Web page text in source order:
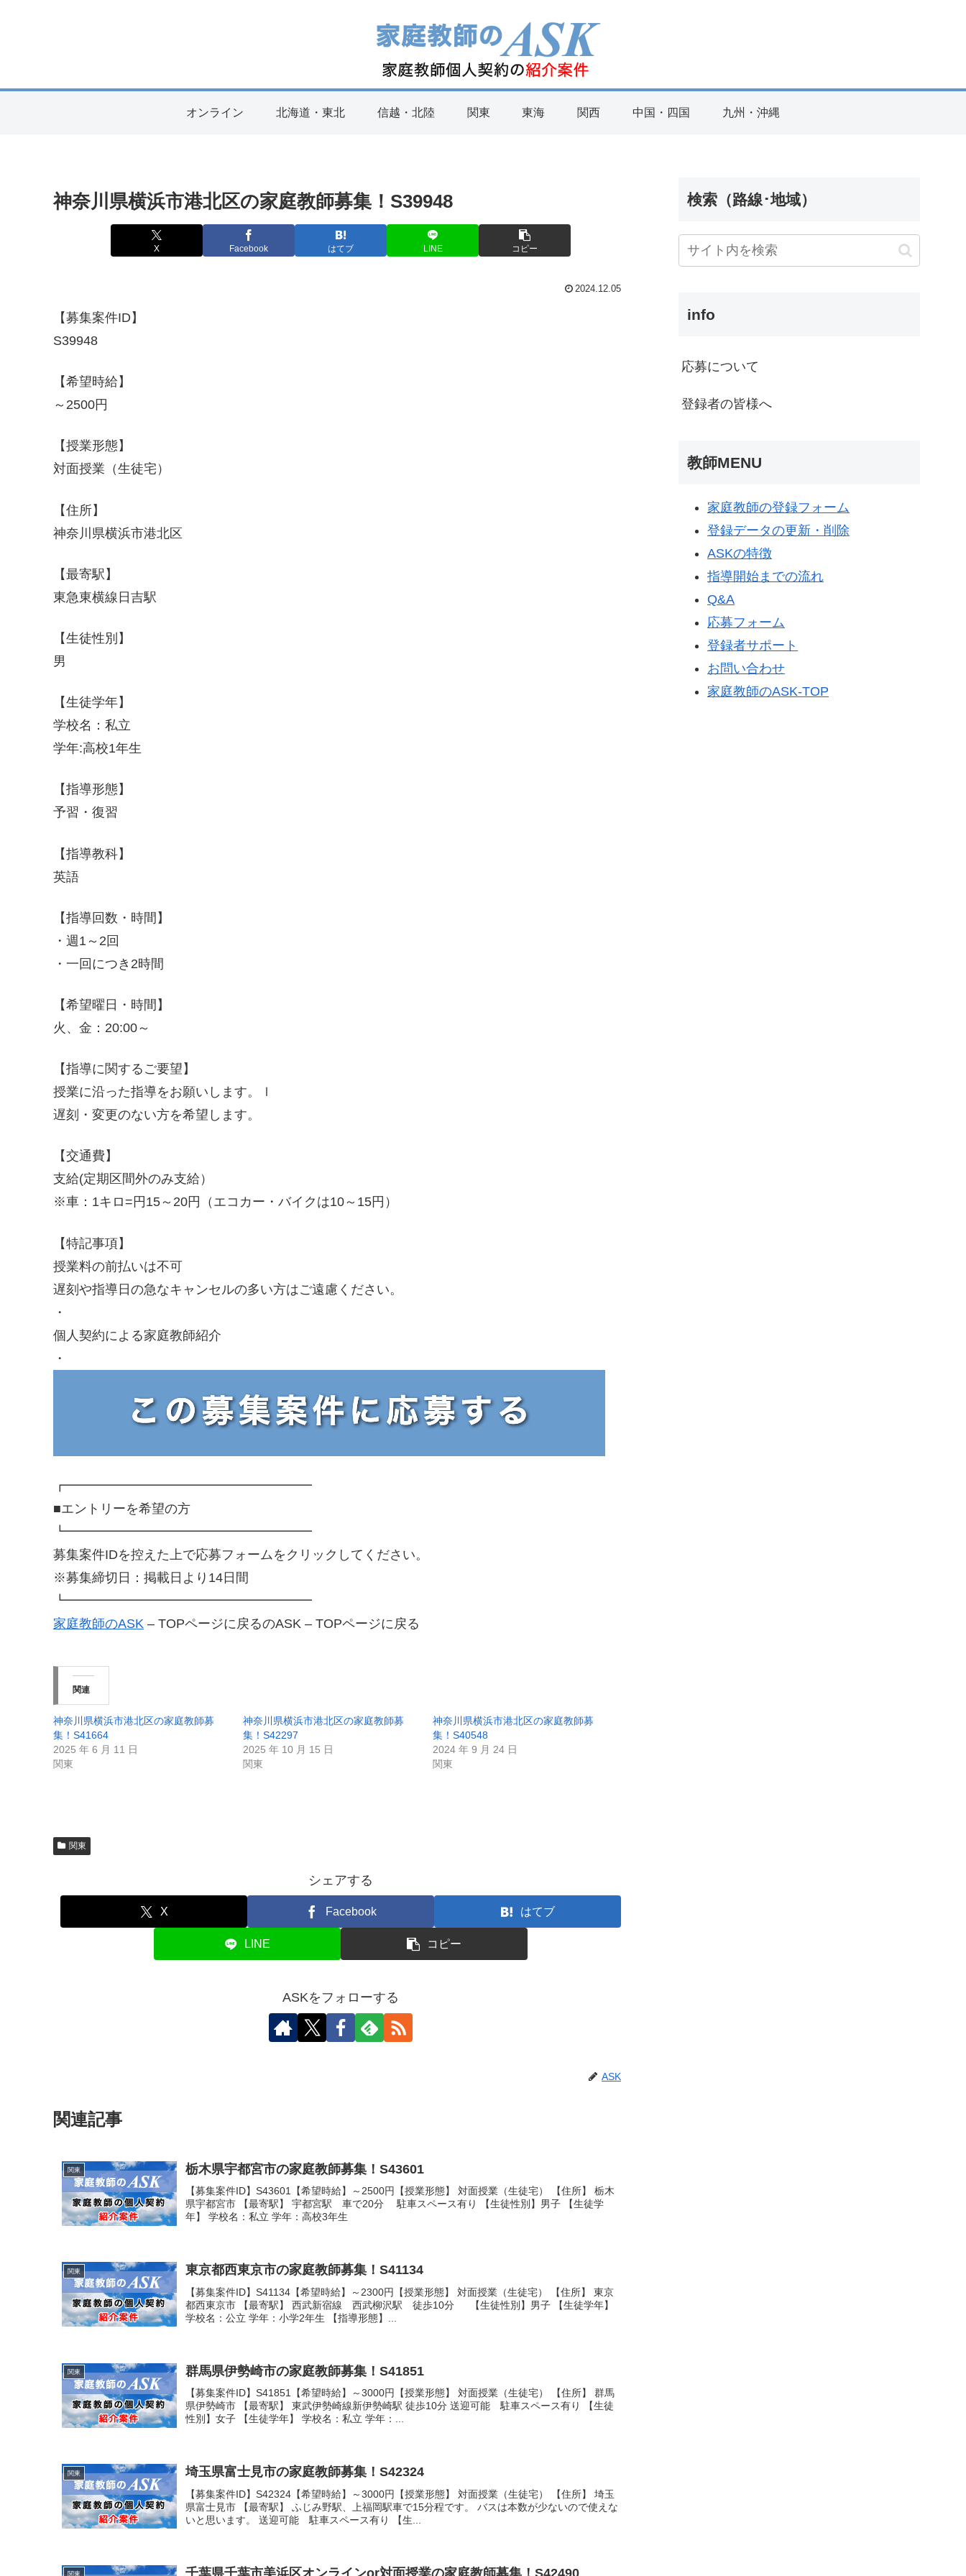
オンライン 北海道・東北 信越・北陸 関東 東海 関西 中国・四国 九州・沖縄
神奈川県横浜市港北区の家庭教師募集！S39948
X Facebook はてブ LINE コピー
2024.12.05
【募集案件ID】
S39948
【希望時給】
～2500円
【授業形態】
対面授業（生徒宅）
【住所】
神奈川県横浜市港北区
【最寄駅】
東急東横線日吉駅
【生徒性別】
男
【生徒学年】
学校名：私立
学年:高校1年生
【指導形態】
予習・復習
【指導教科】
英語
【指導回数・時間】
・週1～2回
・一回につき2時間
【希望曜日・時間】
火、金：20:00～
【指導に関するご要望】
授業に沿った指導をお願いします。ｌ
遅刻・変更のない方を希望します。
【交通費】
支給(定期区間外のみ支給）
※車：1キロ=円15～20円（エコカー・バイクは10～15円）
【特記事項】
授業料の前払いは不可
遅刻や指導日の急なキャンセルの多い方はご遠慮ください。
・
個人契約による家庭教師紹介
・
┏━━━━━━━━━━━━━━━━━━━
■エントリーを希望の方
┗━━━━━━━━━━━━━━━━━━━
募集案件IDを控えた上で応募フォームをクリックしてください。
※募集締切日：掲載日より14日間
┗━━━━━━━━━━━━━━━━━━━
家庭教師のASK – TOPページに戻るのASK – TOPページに戻る
関連
神奈川県横浜市港北区の家庭教師募
集！S41664
2025 年 6 月 11 日
関東
神奈川県横浜市港北区の家庭教師募
集！S42297
2025 年 10 月 15 日
関東
神奈川県横浜市港北区の家庭教師募
集！S40548
2024 年 9 月 24 日
関東
関東
シェアする
X Facebook はてブ
LINE コピー
ASKをフォローする
ASK
関連記事
関東 栃木県宇都宮市の家庭教師募集！S43601
【募集案件ID】S43601【希望時給】～2500円【授業形態】 対面授業（生徒宅） 【住所】 栃木
県宇都宮市 【最寄駅】 宇都宮駅 車で20分 駐車スペース有り 【生徒性別】男子 【生徒学
年】 学校名：私立 学年：高校3年生
関東 東京都西東京市の家庭教師募集！S41134
【募集案件ID】S41134【希望時給】～2300円【授業形態】 対面授業（生徒宅） 【住所】 東京
都西東京市 【最寄駅】 西武新宿線 西武柳沢駅 徒歩10分 【生徒性別】男子 【生徒学年】
学校名：公立 学年：小学2年生 【指導形態】...
関東 群馬県伊勢崎市の家庭教師募集！S41851
【募集案件ID】S41851【希望時給】～3000円【授業形態】 対面授業（生徒宅） 【住所】 群馬
県伊勢崎市 【最寄駅】 東武伊勢崎線新伊勢崎駅 徒歩10分 送迎可能 駐車スペース有り 【生徒
性別】女子 【生徒学年】 学校名：私立 学年：...
関東 埼玉県富士見市の家庭教師募集！S42324
【募集案件ID】S42324【希望時給】～3000円【授業形態】 対面授業（生徒宅） 【住所】 埼玉
県富士見市 【最寄駅】 ふじみ野駅、上福岡駅車で15分程です。 バスは本数が少ないので使えな
いと思います。 送迎可能 駐車スペース有り 【生...
関東 千葉県千葉市美浜区オンラインor対面授業の家庭教師募集！S42490
検索（路線･地域）
info
応募について
登録者の皆様へ
教師MENU
家庭教師の登録フォーム
登録データの更新・削除
ASKの特徴
指導開始までの流れ
Q&A
応募フォーム
登録者サポート
お問い合わせ
家庭教師のASK-TOP